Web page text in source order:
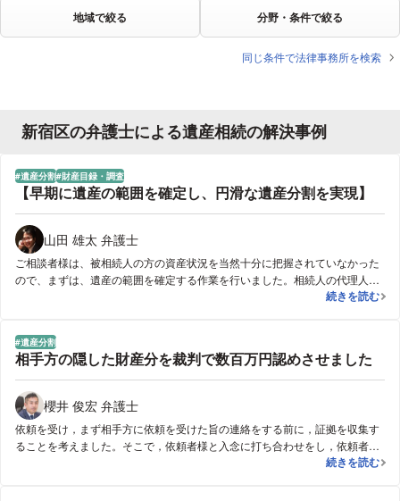
地域で絞る 分野・条件で絞る
同じ条件で法律事務所を検索
新宿区の弁護士による遺産相続の解決事例
遺産分割 財産目録・調査
【早期に遺産の範囲を確定し、円滑な遺産分割を実現】
山田 雄太 弁護士
ご相談者様は、被相続人の方の資産状況を当然十分に把握されていなかった
ので、まずは、遺産の範囲を確定する作業を行いました。相続人の代理人と
して、存在が分かっている預金通帳の残高照会及び取引履歴の開示を行うと
発見され、遺産の範囲を確定することができました。そのうえで、相続人に
なるご兄弟にご連絡をし、遺産分割の話し合いを進めることにしました。相
続人の中で、お一人、ご相談者様らと疎遠になっているご兄弟がいらっしゃ
り、円滑な話し合いができるか懸念がありましたが、丁寧に、遺産としてど
のようなものがあるかを説明し結果、こちらの提案する遺産分割案も了承し
て頂けました。
【早期に遺産
続きを読む
遺産分割
相手方の隠した財産分を裁判で数百万円認めさせました
櫻井 俊宏 弁護士
依頼を受け，まず相手方に依頼を受けた旨の連絡をする前に，証拠を収集す
ることを考えました。そこで，依頼者様と入念に打ち合わせをし，依頼者様
に，私達の前で，録音をしながら相手方に対し電話をしてもらい，現金が存
相手方の隠し
続きを読む